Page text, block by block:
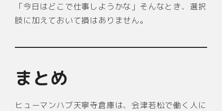
「今日はどこで仕事しようかな」そんなとき、選択
肢に加えておいて損はありません。
まとめ
ヒューマンハブ天寧寺倉庫は、会津若松で働く人に